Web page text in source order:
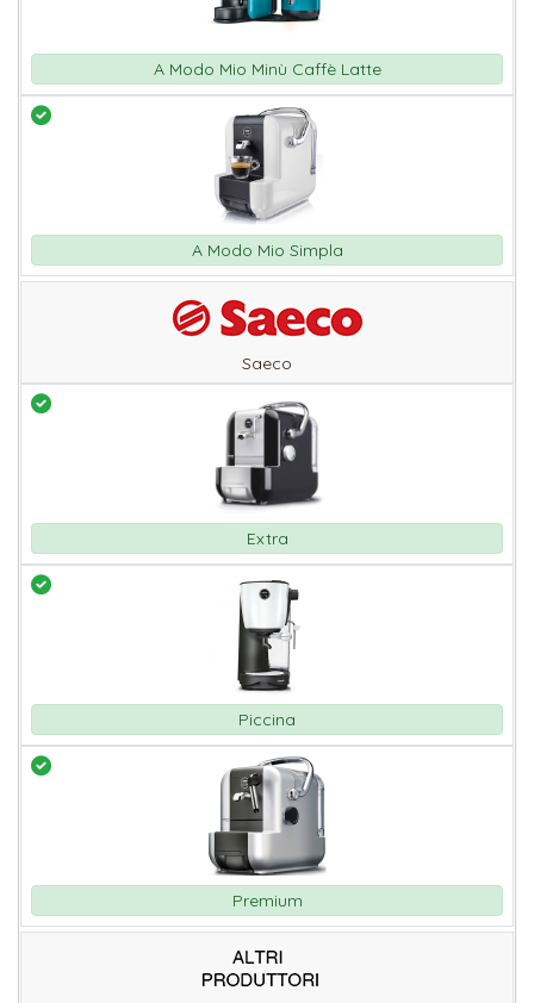
A Modo Mio Minù Caffè Latte
A Modo Mio Simpla
Saeco
Extra
Piccina
Premium